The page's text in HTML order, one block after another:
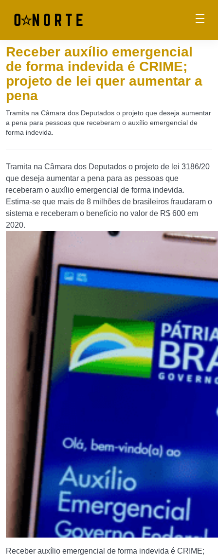
Receber auxílio emergencial
de forma indevida é CRIME;
projeto de lei quer aumentar a
pena
Tramita na Câmara dos Deputados o projeto que deseja aumentar
a pena para pessoas que receberam o auxílio emergencial de
forma indevida.
Tramita na Câmara dos Deputados o projeto de lei 3186/20
que deseja aumentar a pena para as pessoas que
receberam o auxílio emergencial de forma indevida.
Estima-se que mais de 8 milhões de brasileiros fraudaram o
sistema e receberam o benefício no valor de R$ 600 em
2020.
Receber auxílio emergencial de forma indevida é CRIME;